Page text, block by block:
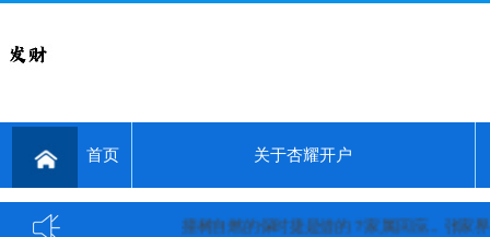
首页 关于杏耀开户
撞树自燃的保时捷是借的？家属回应... 张家界重